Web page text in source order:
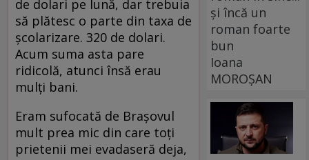
de dolari pe lună, dar trebuia
să plătesc o parte din taxa de
școlarizare. 320 de dolari.
Acum suma asta pare
ridicolă, atunci însă erau
mulți bani.
Eram sufocată de Brașovul
mult prea mic din care toți
prietenii mei evadaseră deja,
și încă un
roman foarte
bun
Ioana
MOROȘAN